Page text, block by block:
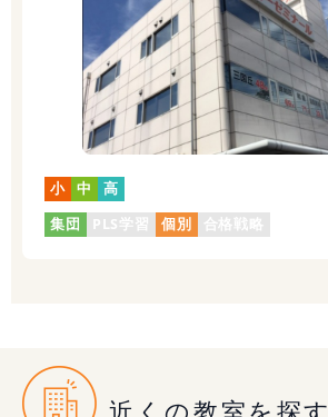
小 中
高
集団
PLS学習 個別 合格戦略